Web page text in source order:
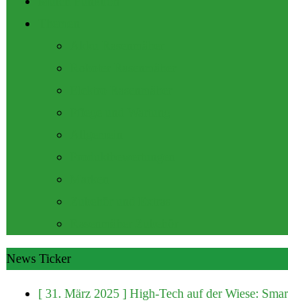
News Ticker
[ 31. März 2025 ] High-Tech auf der Wiese: